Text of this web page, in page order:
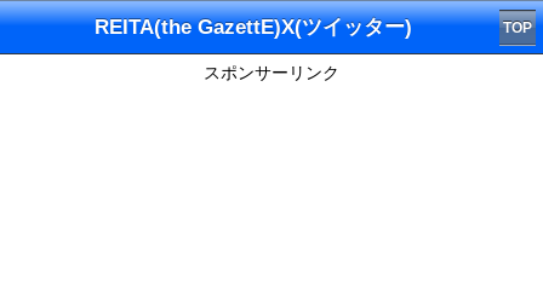
REITA(the GazettE)X(ツイッター) TOP
スポンサーリンク